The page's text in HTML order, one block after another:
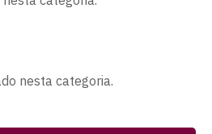
nesta categoria.